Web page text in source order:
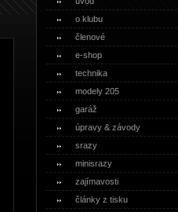
o klubu
členové
e-shop
technika
modely 205
garáž
úpravy & závody
srazy
minisrazy
zajímavosti
články z tisku